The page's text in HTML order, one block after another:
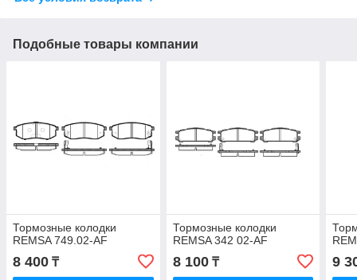
Подобные товары компании
Тормозные колодки
REMSA 749.02-AF
8 400 ₸
Тормозные колодки
REMSA 342 02-AF
8 100₸ 9